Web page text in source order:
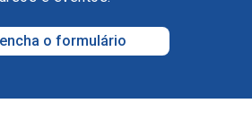
o formulário